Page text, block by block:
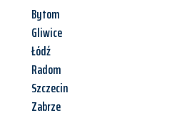
Bytom
Gliwice
Łódź
Radom
Szczecin
Zabrze